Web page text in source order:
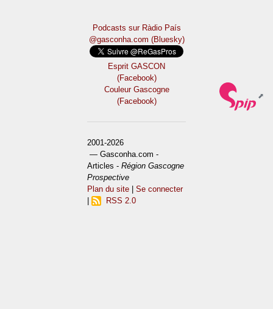
Podcasts sur Ràdio País
@gasconha.com (Bluesky)
Esprit GASCON
(Facebook)
Couleur Gascogne
(Facebook)
2001-2026
— Gasconha.com -
Articles -Région Gascogne
Prospective
Plan du site |Se connecter
RSS 2.0